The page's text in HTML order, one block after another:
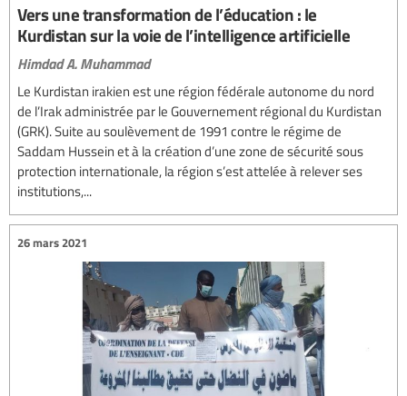
Vers une transformation de l’éducation : le
Kurdistan sur la voie de l’intelligence artificielle
Himdad A. Muhammad
Le Kurdistan irakien est une région fédérale autonome du nord
de l’Irak administrée par le Gouvernement régional du Kurdistan
(GRK). Suite au soulèvement de 1991 contre le régime de
Saddam Hussein et à la création d’une zone de sécurité sous
protection internationale, la région s’est attelée à relever ses
institutions,...
26 mars 2021